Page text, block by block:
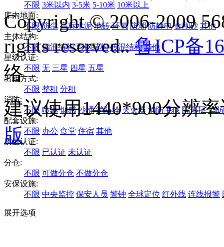
不限 3米以内 3-5米 5-10米 10米以上
库内地面:
不限 防尘 高标水泥 地砖 环氧 防潮 防静电 金刚砂 其他
主体结构:
不限 钢混结构 彩钢结构 砖混结构 其他
星级认证:
不限 无 三星 四星 五星
出租方式:
不限 整租 分租
消防:
不限 喷淋 烟感 沙桶 消防栓 灭火器 消防毛毯 隔热层 消
配套设施:
不限 办公 食堂 住宿 其他
质量认证:
不限 已认证 未认证
分仓:
不限 可做分仓 不做分仓
安保设施:
不限 中央监控 保安人员 警钟 全球定位 红外线 连线报警
展开选项
Copyright © 2006-2009
rights reserved..鲁ICP备
络
建议使用1440*900分辨
版